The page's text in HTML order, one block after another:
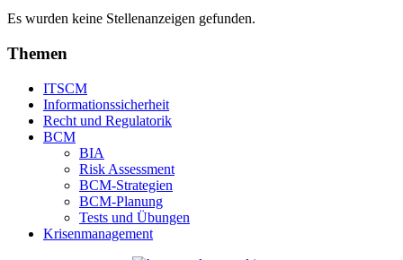
Es wurden keine Stellenanzeigen gefunden.
Themen
ITSCM
Informationssicherheit
Recht und Regulatorik
BCM
BIA
Risk Assessment
BCM-Strategien
BCM-Planung
Tests und Übungen
Krisenmanagement